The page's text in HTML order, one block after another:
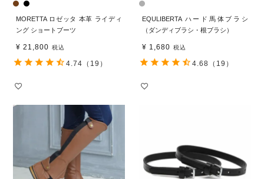
MORETTA ロゼッタ 本革 ライディ
ング ショートブーツ
¥ 21,800 税込
4.74 （19）
EQULIBERTA ハード馬体ブラシ
（ダンディブラシ・根ブラシ）
¥ 1,680 税込
4.68 （19）